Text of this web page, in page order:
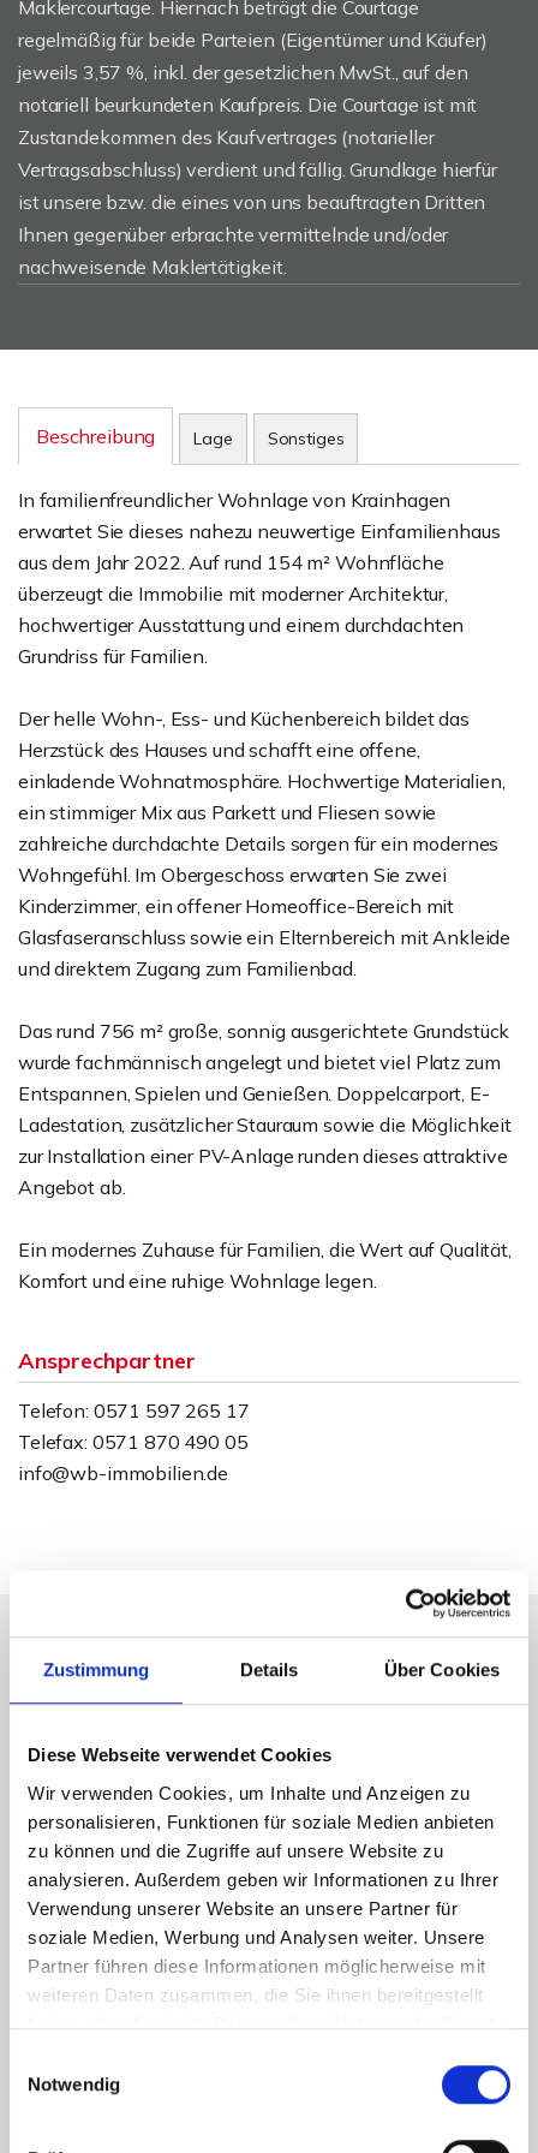
Zustimmung Details Über Cookies
Diese Webseite verwendet Cookies
Wir verwenden Cookies, um Inhalte und Anzeigen zu
personalisieren, Funktionen für soziale Medien anbieten
zu können und die Zugriffe auf unsere Website zu
analysieren. Außerdem geben wir Informationen zu Ihrer
Verwendung unserer Website an unsere Partner für
soziale Medien, Werbung und Analysen weiter. Unsere
Partner führen diese Informationen möglicherweise mit
weiteren Daten zusammen, die Sie ihnen bereitgestellt
haben oder die sie im Rahmen Ihrer Nutzung der Dienste
Notwendig
Maklercourtage. Hiernach beträgt die Courtage
regelmäßig für beide Parteien (Eigentümer und Käufer)
jeweils 3,57 %, inkl. der gesetzlichen MwSt., auf den
notariell beurkundeten Kaufpreis. Die Courtage ist mit
Zustandekommen des Kaufvertrages (notarieller
Vertragsabschluss) verdient und fällig. Grundlage hierfür
ist unsere bzw. die eines von uns beauftragten Dritten
Ihnen gegenüber erbrachte vermittelnde und/oder
nachweisende Maklertätigkeit.
Beschreibung Lage Sonstiges
In familienfreundlicher Wohnlage von Krainhagen
erwartet Sie dieses nahezu neuwertige Einfamilienhaus
aus dem Jahr 2022. Auf rund 154 m² Wohnfläche
überzeugt die Immobilie mit moderner Architektur,
hochwertiger Ausstattung und einem durchdachten
Grundriss für Familien.
Der helle Wohn-, Ess- und Küchenbereich bildet das
Herzstück des Hauses und schafft eine offene,
einladende Wohnatmosphäre. Hochwertige Materialien,
ein stimmiger Mix aus Parkett und Fliesen sowie
zahlreiche durchdachte Details sorgen für ein modernes
Wohngefühl. Im Obergeschoss erwarten Sie zwei
Kinderzimmer, ein offener Homeoffice-Bereich mit
Glasfaseranschluss sowie ein Elternbereich mit Ankleide
und direktem Zugang zum Familienbad.
Das rund 756 m² große, sonnig ausgerichtete Grundstück
wurde fachmännisch angelegt und bietet viel Platz zum
Entspannen, Spielen und Genießen. Doppelcarport, E-
Ladestation, zusätzlicher Stauraum sowie die Möglichkeit
zur Installation einer PV-Anlage runden dieses attraktive
Angebot ab.
Ein modernes Zuhause für Familien, die Wert auf Qualität,
Komfort und eine ruhige Wohnlage legen.
Ansprechpartner
Telefon: 0571 597 265 17
Telefax: 0571 870 490 05
info@wb-immobilien.de
Energieausweis (Bedarfsausweis)
16,80 kWh / (m²*a)
Endenergiebedarf
Weitere Informationen
Energieausweis Ausstelldatum